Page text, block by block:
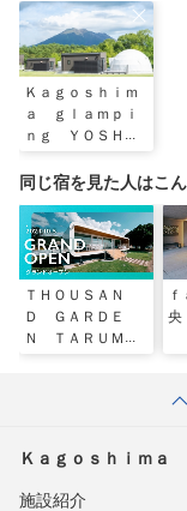
Ｋａｇｏｓｈｉｍ
ａ ｇｌａｍｐｉ
ｎｇ ＹＯＳＨＩ
同じ宿を見た人はこ
ＴＨＯＵＳＡＮ
Ｄ ＧＡＲＤＥ
Ｎ ＴＡＲＵＭＩ
央
Ｋａｇｏｓｈｉｍａ
施設紹介